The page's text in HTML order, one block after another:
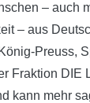
– auch
– aus
Preuss,
Fraktion DIE
kann mehr